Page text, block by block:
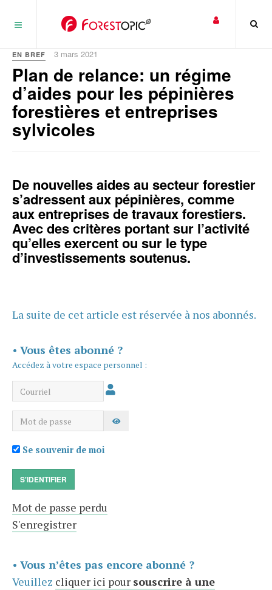
EN BREF 3 mars 2021
Plan de relance: un régime
d’aides pour les pépinières
forestières et entreprises
sylvicoles
De nouvelles aides au secteur forestier
s’adressent aux pépinières, comme
aux entreprises de travaux forestiers.
Avec des critères portant sur l’activité
qu’elles exercent ou sur le type
d’investissements soutenus.
La suite de cet article est réservée à nos abonnés.
• Vous êtes abonné ?
Accédez à votre espace personnel :
Courriel
Mot de passe AFFICHER LE MOT DE PASSE
Se souvenir de moi
S'IDENTIFIER
Mot de passe perdu
S'enregistrer
• Vous n’êtes pas encore abonné ?
Veuillez cliquer ici pour souscrire à une